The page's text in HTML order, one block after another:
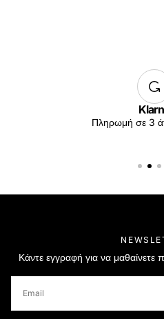
Πληρωμή σε 3
Κάντε εγγραφή για να